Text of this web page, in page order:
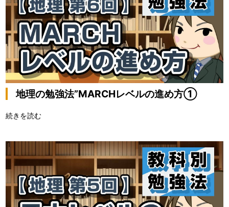
地理の勉強法”MARCHレベルの進め方①
続きを読む